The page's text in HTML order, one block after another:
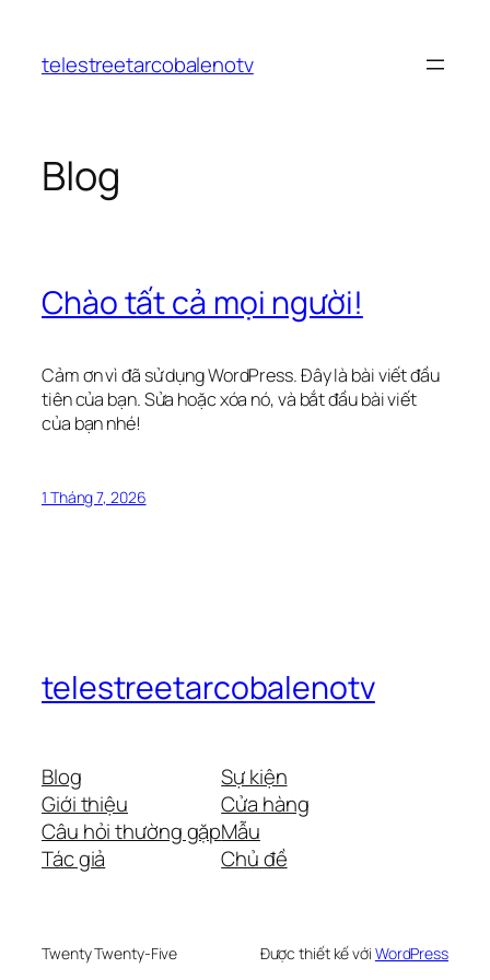
phầntelestreetarcobalenotv
Blog
Chào tất cả mọi người!
Cảm ơn vì đã sử dụng WordPress. Đây là bài viết đầu
tiên của bạn. Sửa hoặc xóa nó, và bắt đầu bài viết
của bạn nhé!
1 Tháng 7, 2026
telestreetarcobalenotv
Blog
Giới thiệu
Câu hỏi thường gặp
Tác giả
Sự kiện
Cửa hàng
Mẫu
Chủ đề
Twenty Twenty-Five Được thiết kế với WordPress